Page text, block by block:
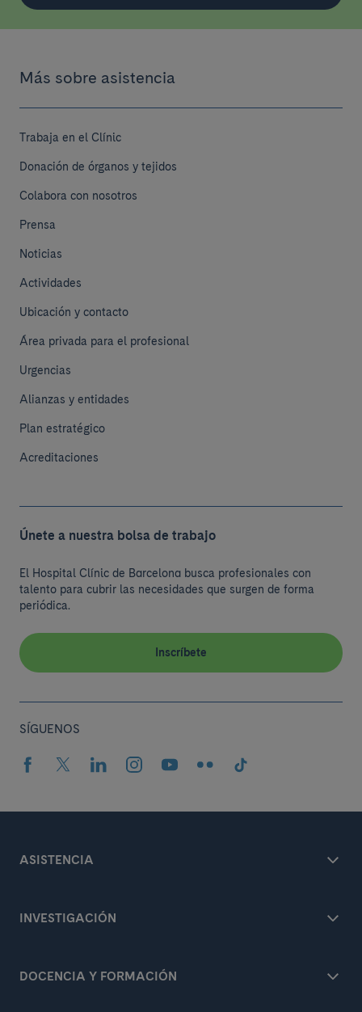
Más sobre asistencia
Trabaja en el Clínic
Donación de órganos y tejidos
Colabora con nosotros
Prensa
Noticias
Actividades
Ubicación y contacto
Área privada para el profesional
Urgencias
Alianzas y entidades
Plan estratégico
Acreditaciones
Únete a nuestra bolsa de trabajo
El Hospital Clínic de Barcelona busca profesionales con
talento para cubrir las necesidades que surgen de forma
periódica.
Inscríbete
SÍGUENOS
ASISTENCIA
INVESTIGACIÓN
DOCENCIA Y FORMACIÓN